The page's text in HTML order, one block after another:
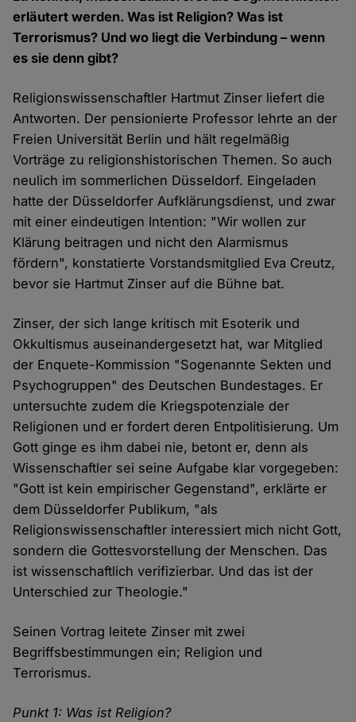
erläutert werden. Was ist Religion? Was ist
Terrorismus? Und wo liegt die Verbindung – wenn
es sie denn gibt?
Religionswissenschaftler Hartmut Zinser liefert die
Antworten. Der pensionierte Professor lehrte an der
Freien Universität Berlin und hält regelmäßig
Vorträge zu religionshistorischen Themen. So auch
neulich im sommerlichen Düsseldorf. Eingeladen
hatte der Düsseldorfer Aufklärungsdienst, und zwar
mit einer eindeutigen Intention: "Wir wollen zur
Klärung beitragen und nicht den Alarmismus
fördern", konstatierte Vorstandsmitglied Eva Creutz,
bevor sie Hartmut Zinser auf die Bühne bat.
Zinser, der sich lange kritisch mit Esoterik und
Okkultismus auseinandergesetzt hat, war Mitglied
der Enquete-Kommission "Sogenannte Sekten und
Psychogruppen" des Deutschen Bundestages. Er
untersuchte zudem die Kriegspotenziale der
Religionen und er fordert deren Entpolitisierung. Um
Gott ginge es ihm dabei nie, betont er, denn als
Wissenschaftler sei seine Aufgabe klar vorgegeben:
"Gott ist kein empirischer Gegenstand", erklärte er
dem Düsseldorfer Publikum, "als
Religionswissenschaftler interessiert mich nicht Gott,
sondern die Gottesvorstellung der Menschen. Das
ist wissenschaftlich verifizierbar. Und das ist der
Unterschied zur Theologie."
Seinen Vortrag leitete Zinser mit zwei
Begriffsbestimmungen ein; Religion und
Terrorismus.
Punkt 1: Was ist Religion?